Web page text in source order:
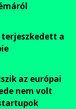
a
az európai
nem volt